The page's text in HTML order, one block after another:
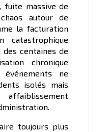
fuite massive de
autour de
la facturation
catastrophique
centaines de
chronique
ne
isolés mais
toujours plus